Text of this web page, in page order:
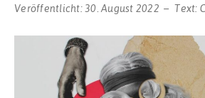
Veröffentlicht:30. August 2022 Text: